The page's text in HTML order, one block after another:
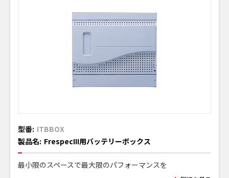
型番: ITBBOX
製品名: FrespecIII用バッテリーボックス
最小限のスペースで最大限のパフォーマンスを